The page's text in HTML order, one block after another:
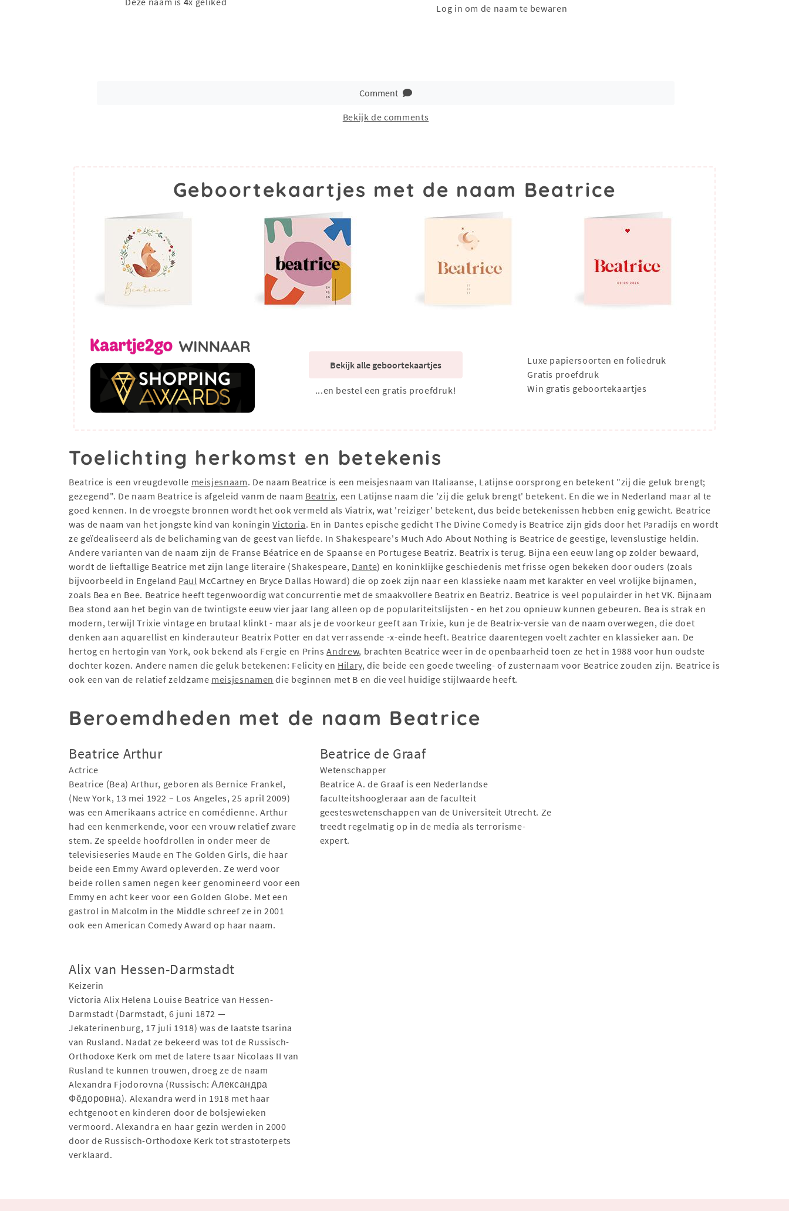
Log in om de naam te bewaren
Comment
Bekijk de comments
Geboortekaartjes met de naam Beatrice
Bekijk alle geboortekaartjes
...en bestel een gratis proefdruk!
Luxe papiersoorten en foliedruk
Gratis proefdruk
Win gratis geboortekaartjes
Toelichting herkomst en betekenis
Beatrice is een vreugdevolle meisjesnaam. De naam Beatrice is een meisjesnaam van Italiaanse, Latijnse oorsprong en betekent "zij die geluk brengt;
gezegend". De naam Beatrice is afgeleid vanm de naam Beatrix, een Latijnse naam die 'zij die geluk brengt' betekent. En die we in Nederland maar al te
goed kennen. In de vroegste bronnen wordt het ook vermeld als Viatrix, wat 'reiziger' betekent, dus beide betekenissen hebben enig gewicht. Beatrice
was de naam van het jongste kind van koninginVictoria. En in Dantes epische gedicht The Divine Comedy is Beatrice zijn gids door het Paradijs en wordt
ze geïdealiseerd als de belichaming van de geest van liefde. In Shakespeare's Much Ado About Nothing is Beatrice de geestige, levenslustige heldin.
Andere varianten van de naam zijn de Franse Béatrice en de Spaanse en Portugese Beatriz. Beatrix is ​​terug. Bijna een eeuw lang op zolder bewaard,
wordt de lieftallige Beatrice met zijn lange literaire (Shakespeare, Dante) en koninklijke geschiedenis met frisse ogen bekeken door ouders (zoals
bijvoorbeeld in Engeland Paul McCartney en Bryce Dallas Howard) die op zoek zijn naar een klassieke naam met karakter en veel vrolijke bijnamen,
zoals Bea en Bee. Beatrice heeft tegenwoordig wat concurrentie met de smaakvollere Beatrix en Beatriz. Beatrice is veel populairder in het VK. Bijnaam
Bea stond aan het begin van de twintigste eeuw vier jaar lang alleen op de populariteitslijsten - en het zou opnieuw kunnen gebeuren. Bea is strak en
modern, terwijl Trixie vintage en brutaal klinkt - maar als je de voorkeur geeft aan Trixie, kun je de Beatrix-versie van de naam overwegen, die doet
denken aan aquarellist en kinderauteur Beatrix Potter en dat verrassende -x-einde heeft. Beatrice daarentegen voelt zachter en klassieker aan. De
hertog en hertogin van York, ook bekend als Fergie en PrinsAndrew, brachten Beatrice weer in de openbaarheid toen ze het in 1988 voor hun oudste
dochter kozen. Andere namen die geluk betekenen: Felicity en Hilary, die beide een goede tweeling- of zusternaam voor Beatrice zouden zijn. Beatrice is
ook een van de relatief zeldzame meisjesnamen die beginnen met B en die veel huidige stijlwaarde heeft.
Beroemdheden met de naam Beatrice
Beatrice Arthur
Actrice
Beatrice (Bea) Arthur, geboren als Bernice Frankel,
(New York, 13 mei 1922 – Los Angeles, 25 april 2009)
was een Amerikaans actrice en comédienne. Arthur
had een kenmerkende, voor een vrouw relatief zware
stem. Ze speelde hoofdrollen in onder meer de
televisieseries Maude en The Golden Girls, die haar
beide een Emmy Award opleverden. Ze werd voor
beide rollen samen negen keer genomineerd voor een
Emmy en acht keer voor een Golden Globe. Met een
gastrol in Malcolm in the Middle schreef ze in 2001
ook een American Comedy Award op haar naam.
Beatrice de Graaf
Wetenschapper
Beatrice A. de Graaf is een Nederlandse
faculteitshoogleraar aan de faculteit
geesteswetenschappen van de Universiteit Utrecht. Ze
treedt regelmatig op in de media als terrorisme-
expert.
Alix van Hessen-Darmstadt
Keizerin
Victoria Alix Helena Louise Beatrice van Hessen-
Darmstadt (Darmstadt, 6 juni 1872 —
Jekaterinenburg, 17 juli 1918) was de laatste tsarina
van Rusland. Nadat ze bekeerd was tot de Russisch-
Orthodoxe Kerk om met de latere tsaar Nicolaas II van
Rusland te kunnen trouwen, droeg ze de naam
Alexandra Fjodorovna (Russisch: Александра
Фёдоровна). Alexandra werd in 1918 met haar
echtgenoot en kinderen door de bolsjewieken
vermoord. Alexandra en haar gezin werden in 2000
door de Russisch-Orthodoxe Kerk tot strastoterpets
verklaard.